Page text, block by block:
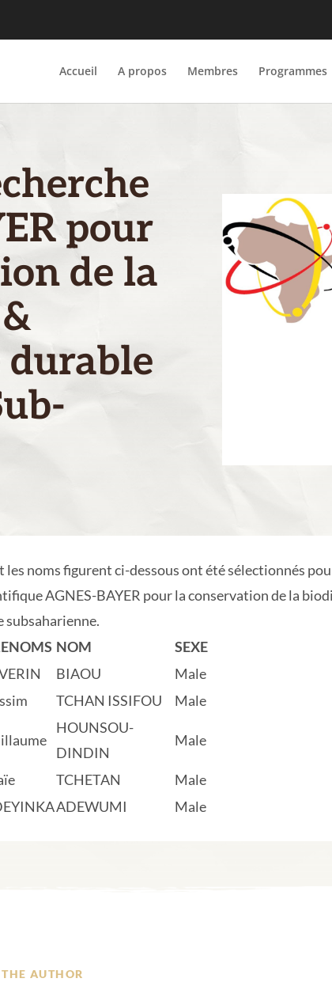
Accueil A propos Membres Programmes
pour
de la
durable
les noms figurent ci-dessous ont été sélectionnés
AGNES-BAYER pour la conservation de la
subsaharienne.
NOM
SEXE
BIAOU
Male
TCHAN ISSIFOU Male
HOUNSOU-
DINDIN
Male
TCHETAN
Male
ADEWUMI Male
AUTHOR